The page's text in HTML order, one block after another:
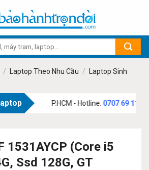
/ Laptop Theo Nhu Cầu /
Laptop Sinh
Tân Sơn, TP.HCM - Hotline:0707 69 1111
1531AYCP (Core i5
Ssd 128G, GT